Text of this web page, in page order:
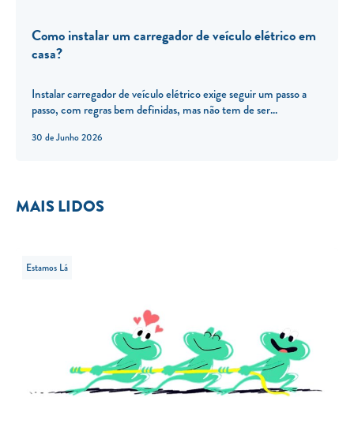
30 de Junho 2026
Como instalar um carregador de veículo elétrico em
casa?
Instalar carregador de veículo elétrico exige seguir um passo a
passo, com regras bem definidas, mas não tem de ser...
MAIS LIDOS
Estamos Lá